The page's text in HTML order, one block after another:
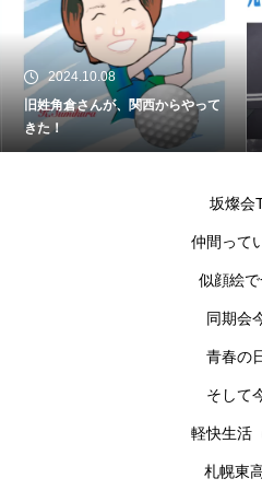
2024.10.08
旧姓角倉さんが、関西からやって
きた！
坂燦会
仲間って
似顔絵
同期会
青春の
そして
軽快生活
札幌東